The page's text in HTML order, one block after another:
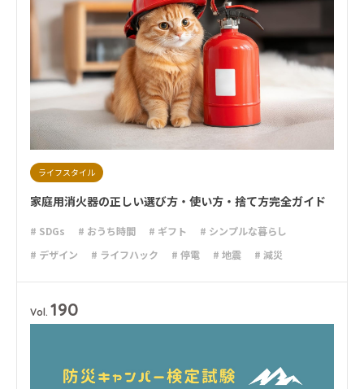
ライフスタイル
家庭用消火器の正しい選び方・使い方・捨て方完全ガイド
# SDGs # おうち時間 # ギフト
# シンプルな暮らし
# デザイン
# ライフハック # 停電 # 地震
# 減災
Vol. 190